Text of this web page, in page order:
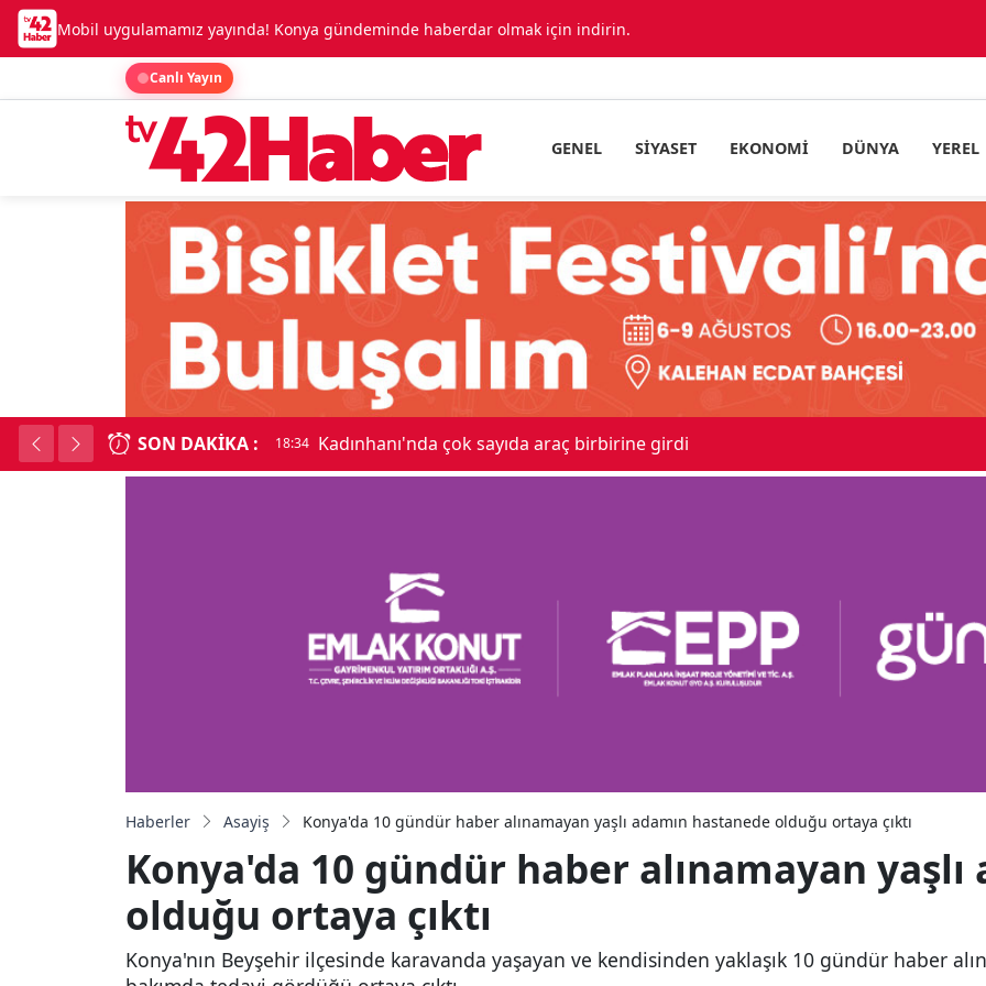
Mobil uygulamamız yayında! Konya gündeminde haberdar olmak için indirin.
Canlı Yayın
GENEL SIYASET EKONOMI DÜNYA YEREL
SON DAKIKA : 18:34 Kadınhanı'nda çok sayıda araç birbirine girdi
Haberler Asayiş Konya'da 10 gündür haber alınamayan yaşlı adamın hastanede olduğu ortaya çıktı
Konya'da 10 gündür haber alınamayan yaşlı
olduğu ortaya çıktı
Konya'nın Beyşehir ilçesinde karavanda yaşayan ve kendisinden yaklaşık 10 gündür haber